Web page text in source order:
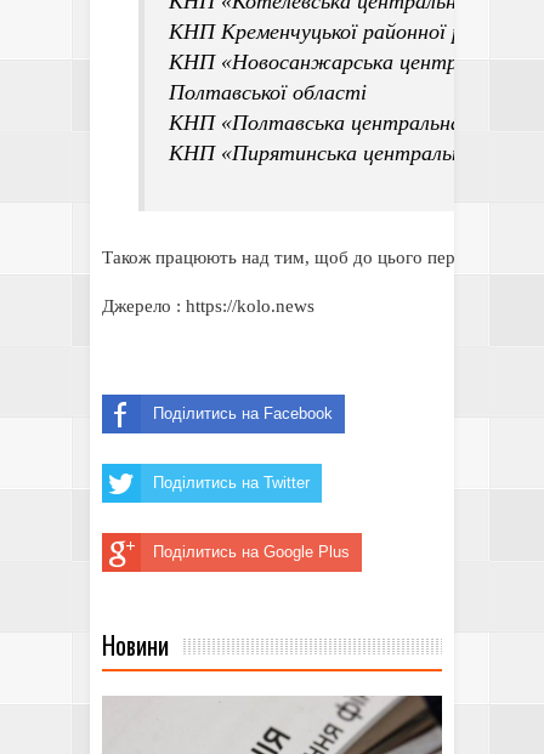
КНП Кременчуцької районної ради
КНП «Новосанжарська центральна
Полтавської області
КНП «Полтавська центральна районна
КНП «Пирятинська центральна
Також працюють над тим, щоб до цього переліку
Джерело : https://kolo.news
Поділитись на Facebook
Поділитись на Twitter
Поділитись на Google Plus
Новини